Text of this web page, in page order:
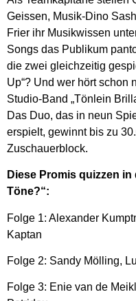
Geissen, Musik-Dino
Frier ihr Musikwissen
Songs das Publikum
die zwei gleichzeitig
Up“? Und wer hört schon
Studio-Band „Tönlein
Das Duo, das in neun
erspielt, gewinnt bis zu
Zuschauerblock.
Diese Promis quizzen
Töne?“:
Folge 1: Alexander
Kaptan
Folge 2: Sandy Mölling,
Folge 3: Enie van de